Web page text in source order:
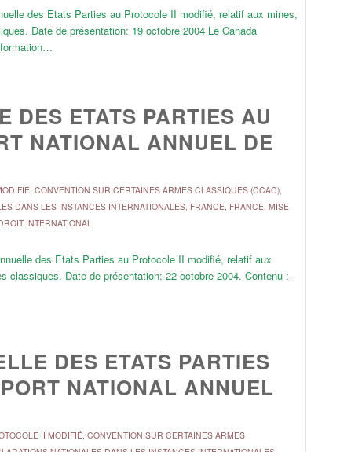
des Etats Parties au Protocole II modifié, relatif aux mines,
Date de présentation: 19 octobre 2004 Le Canada
DES ETATS PARTIES AU
NATIONAL ANNUEL DE
, CONVENTION SUR CERTAINES ARMES CLASSIQUES (CCAC),
DANS LES INSTANCES INTERNATIONALES, FRANCE, FRANCE, MISE
INTERNATIONAL
des Etats Parties au Protocole II modifié, relatif aux
Date de présentation: 22 octobre 2004. Contenu :–
DES ETATS PARTIES
NATIONAL ANNUEL
II MODIFIÉ, CONVENTION SUR CERTAINES ARMES